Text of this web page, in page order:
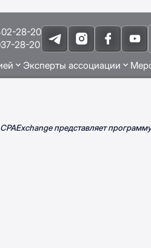
28-20
28-20
Эксперты ассоциации
CPAExchange представляет